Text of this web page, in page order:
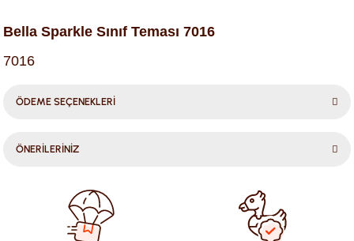
Bella Sparkle Sınıf Teması 7016
7016
ÖDEME SEÇENEKLERİ
ÖNERİLERİNİZ
konularda yetersiz gördüğünüz noktaları öneri formunu
kullanarak tarafımıza iletebilirsiniz.